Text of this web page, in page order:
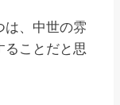
は、中世の雰
ることだと思